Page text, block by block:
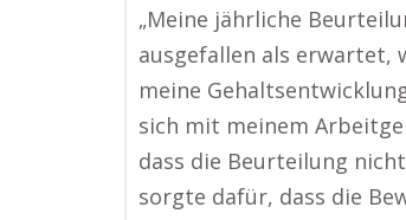
„Meine jährliche
ausgefallen als erwartet,
meine
sich mit meinem
dass die Beurteilung
sorgte dafür, dass die